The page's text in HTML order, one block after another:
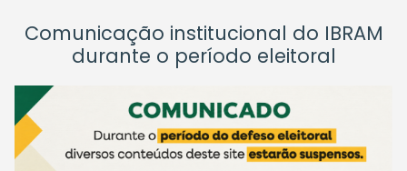
Comunicação institucional do IBRAM
durante o período eleitoral